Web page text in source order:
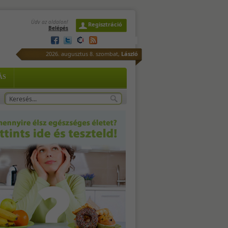
Üdv az oldalon!
Belépés
Regisztráció
2026. augusztus 8. szombat, László